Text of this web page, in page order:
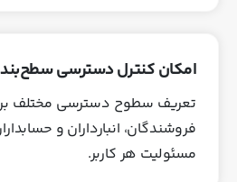
امکان کنترل دسترسی
تعریف سطوح دسترسی مختلف
فروشندگان، انبارداران و
مسئولیت هر کاربر.